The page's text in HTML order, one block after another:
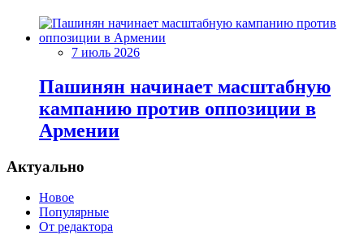
7 июль 2026
Пашинян начинает масштабную
кампанию против оппозиции в
Армении
Актуально
Новое
Популярные
От редактора